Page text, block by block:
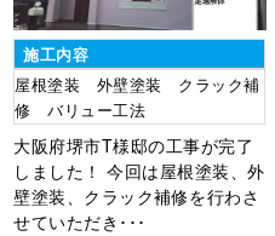
施工内容
屋根塗装 外壁塗装 クラック補
修 バリュー工法
大阪府堺市T様邸の工事が完了
しました！ 今回は屋根塗装、外
壁塗装、クラック補修を行わさ
せていただき･･･